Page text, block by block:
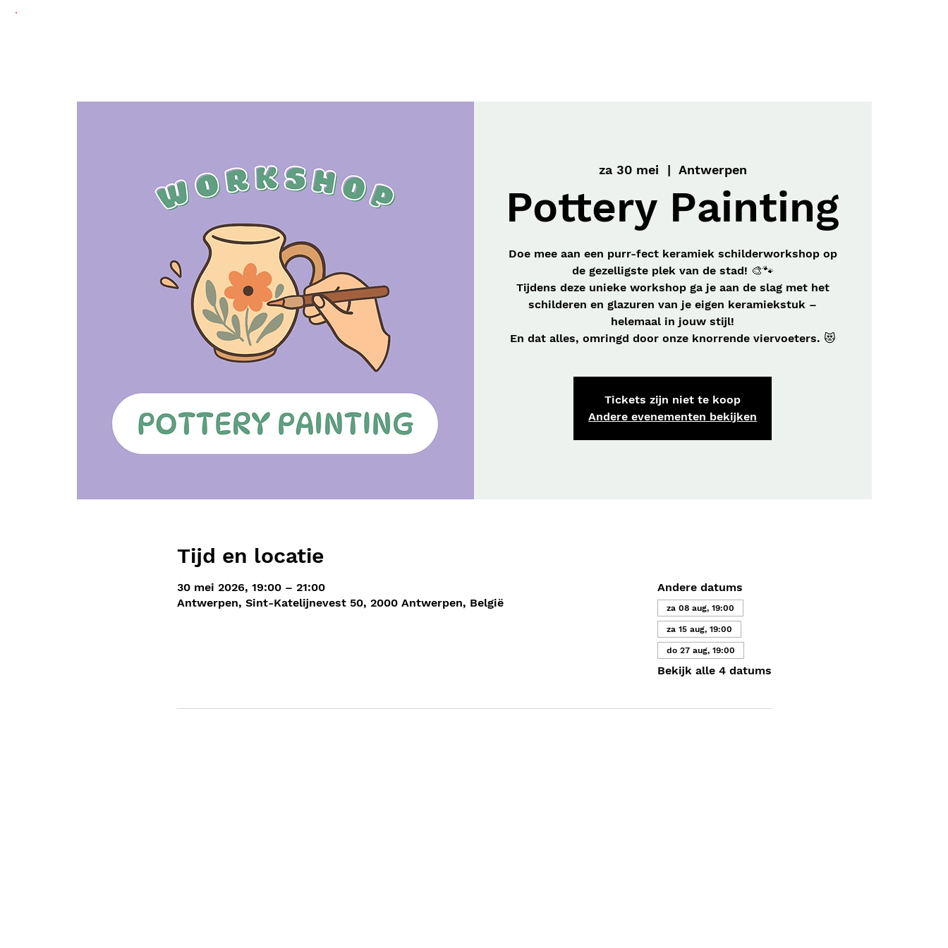
za 30 mei
  |
Antwerpen
Pottery Painting
Doe mee aan een purr-fect keramiek schilderworkshop op
de gezelligste plek van de stad! 🎨🐾
Tijdens deze unieke workshop ga je aan de slag met het
schilderen en glazuren van je eigen keramiekstuk –
helemaal in jouw stijl!
En dat alles, omringd door onze knorrende viervoeters. 😻
Tickets zijn niet te koop
Andere evenementen bekijken
Tijd en locatie
30 mei 2026, 19:00 – 21:00
Antwerpen, Sint-Katelijnevest 50, 2000 Antwerpen, België
Andere datums
za 08 aug, 19:00
za 15 aug, 19:00
do 27 aug, 19:00
Bekijk alle 4 datums